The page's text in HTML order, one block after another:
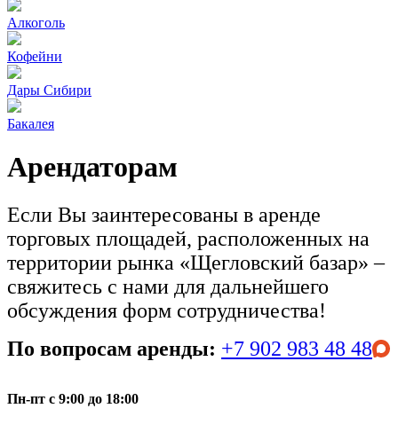
Алкоголь
Кофейни
Дары Сибири
Бакалея
Арендаторам
Если Вы заинтересованы в аренде
торговых площадей, расположенных на
территории рынка «Щегловский базар» –
свяжитесь с нами для дальнейшего
обсуждения форм сотрудничества!
По вопросам аренды: +7 902 983 48 48
Пн-пт с 9:00 до 18:00